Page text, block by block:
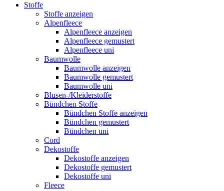
Stoffe
Stoffe anzeigen
Alpenfleece
Alpenfleece anzeigen
Alpenfleece gemustert
Alpenfleece uni
Baumwolle
Baumwolle anzeigen
Baumwolle gemustert
Baumwolle uni
Blusen-/Kleiderstoffe
Bündchen Stoffe
Bündchen Stoffe anzeigen
Bündchen gemustert
Bündchen uni
Cord
Dekostoffe
Dekostoffe anzeigen
Dekostoffe gemustert
Dekostoffe uni
Fleece